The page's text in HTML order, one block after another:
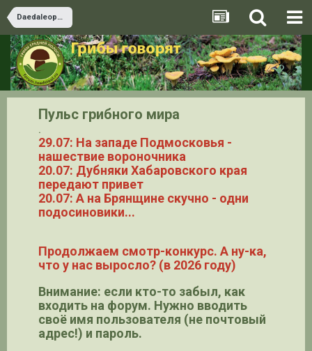
Daedaleopsis
Пульс грибного мира
.
29.07: На западе Подмосковья -
нашествие вороночника
20.07: Дубняки Хабаровского края
передают привет
20.07: А на Брянщине скучно - одни
подосиновики...
Продолжаем смотр-конкурс. А ну-ка,
что у нас выросло? (в 2026 году)
Внимание: если кто-то забыл, как
входить на форум. Нужно вводить
своё имя пользователя (не почтовый
адрес!) и пароль.